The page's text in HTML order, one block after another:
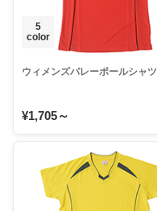
5
color
ウィメンズバレーボールシャツ
¥1,705～